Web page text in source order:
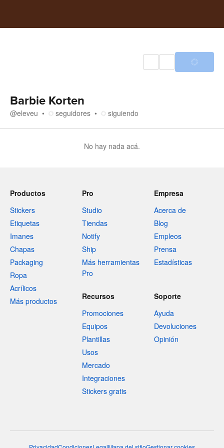
Barbie Korten
@eleveu seguidores siguiendo
No hay nada acá.
Productos
Stickers
Etiquetas
Imanes
Chapas
Packaging
Ropa
Acrílicos
Más productos
Pro
Studio
Tiendas
Notify
Ship
Más herramientas
Pro
Empresa
Acerca de
Blog
Empleos
Prensa
Estadísticas
Recursos
Promociones
Equipos
Plantillas
Usos
Mercado
Integraciones
Stickers gratis
Soporte
Ayuda
Devoluciones
Opinión